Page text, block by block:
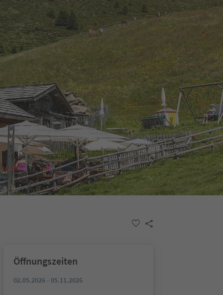
Öffnungszeiten
02.05.2026 - 05.11.2026